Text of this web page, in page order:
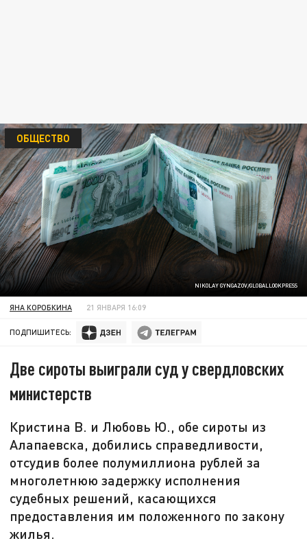
NIKOLAY GYNGAZOV/GLOBALLOOKPRESS
ОБЩЕСТВО
ЯНА КОРОБКИНА 21 ЯНВАРЯ 16:09
ПОДПИШИТЕСЬ:
Две сироты выиграли суд у свердловских
министерств
Кристина В. и Любовь Ю., обе сироты из
Алапаевска, добились справедливости,
отсудив более полумиллиона рублей за
многолетнюю задержку исполнения
судебных решений, касающихся
предоставления им положенного по закону
жилья.